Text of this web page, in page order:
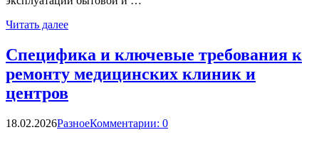
Читать далее
Специфика и ключевые требования к
ремонту медицинских клиник и
центров
18.02.2026РазноеКомментарии: 0